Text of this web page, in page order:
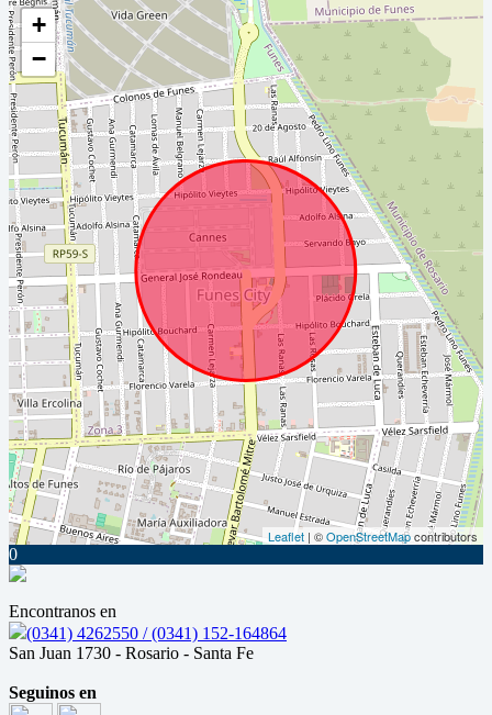
+
−
Leaflet | ©OpenStreetMapcontributors
0
Encontranos en
(0341) 4262550 / (0341) 152-164864
San Juan 1730 - Rosario - Santa Fe
Seguinos en